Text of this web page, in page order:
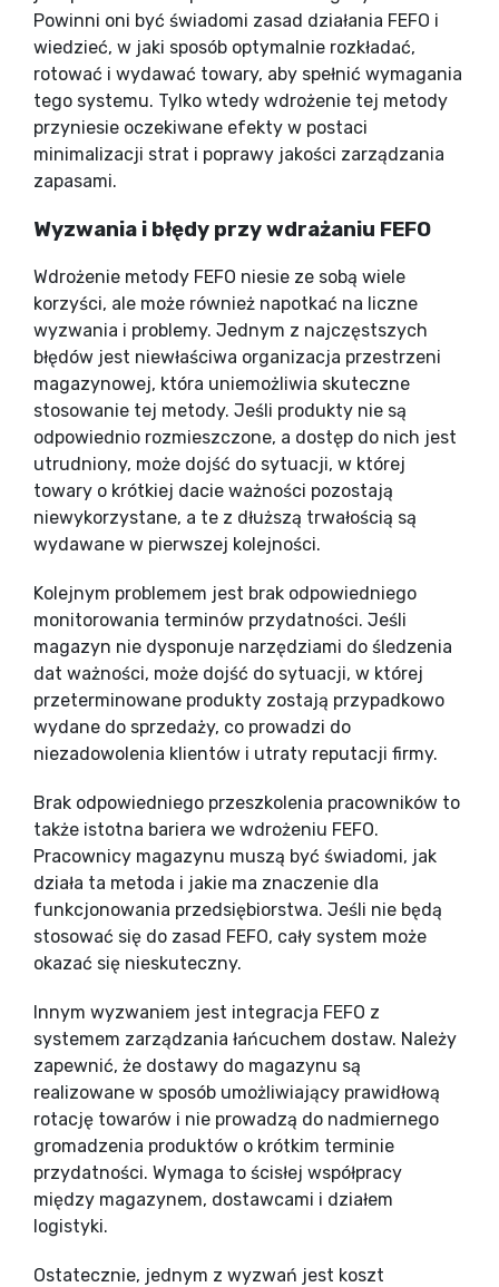
Powinni oni być świadomi zasad działania FEFO i
wiedzieć, w jaki sposób optymalnie rozkładać,
rotować i wydawać towary, aby spełnić wymagania
tego systemu. Tylko wtedy wdrożenie tej metody
przyniesie oczekiwane efekty w postaci
minimalizacji strat i poprawy jakości zarządzania
zapasami.
Wyzwania i błędy przy wdrażaniu FEFO
Wdrożenie metody FEFO niesie ze sobą wiele
korzyści, ale może również napotkać na liczne
wyzwania i problemy. Jednym z najczęstszych
błędów jest niewłaściwa organizacja przestrzeni
magazynowej, która uniemożliwia skuteczne
stosowanie tej metody. Jeśli produkty nie są
odpowiednio rozmieszczone, a dostęp do nich jest
utrudniony, może dojść do sytuacji, w której
towary o krótkiej dacie ważności pozostają
niewykorzystane, a te z dłuższą trwałością są
wydawane w pierwszej kolejności.
Kolejnym problemem jest brak odpowiedniego
monitorowania terminów przydatności. Jeśli
magazyn nie dysponuje narzędziami do śledzenia
dat ważności, może dojść do sytuacji, w której
przeterminowane produkty zostają przypadkowo
wydane do sprzedaży, co prowadzi do
niezadowolenia klientów i utraty reputacji firmy.
Brak odpowiedniego przeszkolenia pracowników to
także istotna bariera we wdrożeniu FEFO.
Pracownicy magazynu muszą być świadomi, jak
działa ta metoda i jakie ma znaczenie dla
funkcjonowania przedsiębiorstwa. Jeśli nie będą
stosować się do zasad FEFO, cały system może
okazać się nieskuteczny.
Innym wyzwaniem jest integracja FEFO z
systemem zarządzania łańcuchem dostaw. Należy
zapewnić, że dostawy do magazynu są
realizowane w sposób umożliwiający prawidłową
rotację towarów i nie prowadzą do nadmiernego
gromadzenia produktów o krótkim terminie
przydatności. Wymaga to ścisłej współpracy
między magazynem, dostawcami i działem
logistyki.
Ostatecznie, jednym z wyzwań jest koszt